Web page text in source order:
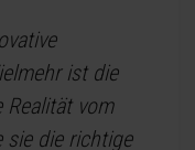
ist die
Realität vom
sie die richtige